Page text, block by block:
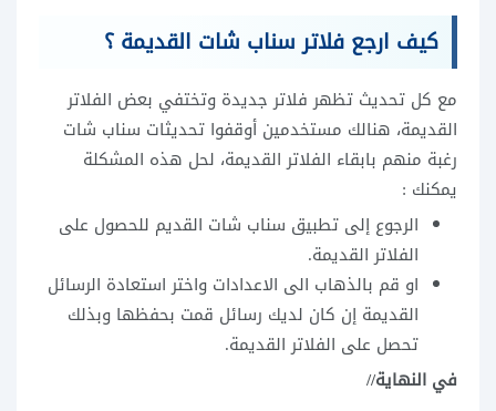
كيف ارجع فلاتر سناب شات القديمة ؟
مع كل تحديث تظهر فلاتر جديدة وتختفي بعض الفلاتر
القديمة، هنالك مستخدمين أوقفوا تحديثات سناب شات
رغبة منهم بابقاء الفلاتر القديمة، لحل هذه المشكلة
يمكنك :
الرجوع إلى تطبيق سناب شات القديم للحصول على
الفلاتر القديمة.
او قم بالذهاب الى الاعدادات واختر استعادة الرسائل
القديمة إن كان لديك رسائل قمت بحفظها وبذلك
تحصل على الفلاتر القديمة.
في النهاية//